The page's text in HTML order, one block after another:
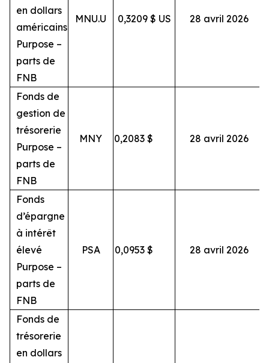
en dollars
américains
Purpose –
parts de
FNB
MNU.U 0,3209 $ US 28 avril 2026
Fonds de
gestion de
trésorerie
Purpose –
parts de
FNB
MNY 0,2083 $ 28 avril 2026
Fonds
d’épargne
à intérêt
élevé
Purpose –
parts de
FNB
PSA 0,0953 $ 28 avril 2026
Fonds de
trésorerie
en dollars